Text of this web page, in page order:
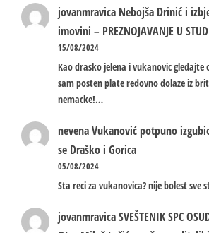
jovanmravica Nebojša Drinić i
imovini – PREZNOJAVANJE U
15/08/2024
Kao drasko jelena i vukanovic gledajte
sam posten plate redovno dolaze iz
nemacke!…
nevenaVukanović potpuno
se Draško i Gorica
05/08/2024
Sta reci za vukanovica? nije bolest sve
jovanmravicaSVEŠTENIK SPC